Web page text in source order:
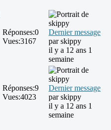
Réponses:0
Vues:3167
Dernier message
parskippy
il y a 12 ans 1
semaine
Réponses:9
Vues:4023
Dernier message
parskippy
il y a 12 ans 1
semaine